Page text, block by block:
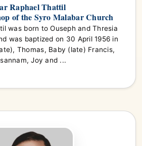
Raphael Thattil
of the Syro Malabar Church
was born to Ouseph and Thresia
was baptized on 30 April 1956 in
Thomas, Baby (late) Francis,
Joy and ...